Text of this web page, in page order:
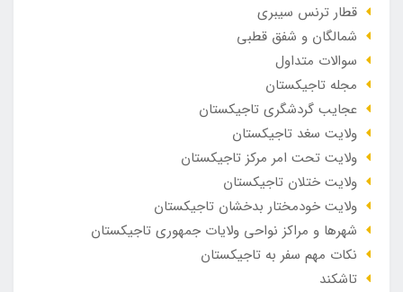
قطار ترنس سیبری
شمالگان و شفق قطبی
سوالات متداول
مجله تاجیکستان
عجایب گردشگری تاجیکستان
ولایت سغد تاجیکستان
ولایت تحت امر مرکز تاجیکستان
ولایت ختلان تاجیکستان
ولایت خودمختار بدخشان تاجیکستان
شهرها و مراکز نواحی ولایات جمهوری تاجیکستان
نکات مهم سفر به تاجیکستان
تاشکند